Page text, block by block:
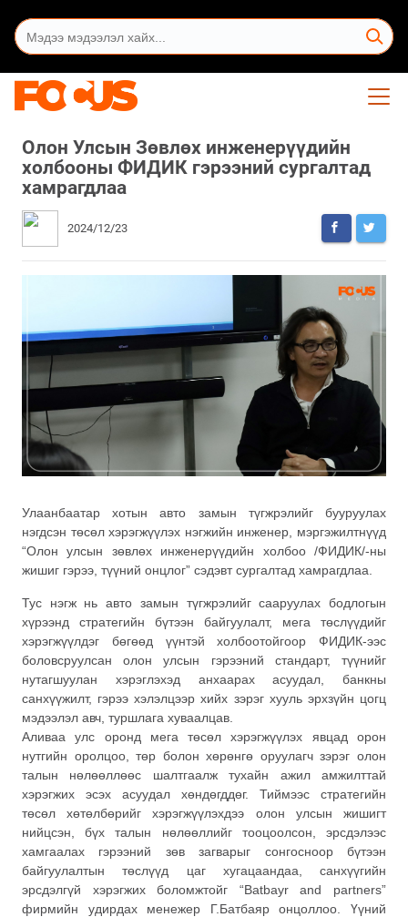
Олон Улсын Зөвлөх инженерүүдийн
холбооны ФИДИК гэрээний сургалтад
хамрагдлаа
2024/12/23
Улаанбаатар хотын авто замын түгжрэлийг бууруулах
нэгдсэн төсөл хэрэгжүүлэх нэгжийн инженер, мэргэжилтнүүд
“Олон улсын зөвлөх инженерүүдийн холбоо /ФИДИК/-ны
жишиг гэрээ, түүний онцлог” сэдэвт сургалтад хамрагдлаа.
Тус нэгж нь авто замын түгжрэлийг сааруулах бодлогын
хүрээнд стратегийн бүтээн байгуулалт, мега төслүүдийг
хэрэгжүүлдэг бөгөөд үүнтэй холбоотойгоор ФИДИК-ээс
боловсруулсан олон улсын гэрээний стандарт, түүнийг
нутагшуулан хэрэглэхэд анхаарах асуудал, банкны
санхүүжилт, гэрээ хэлэлцээр хийх зэрэг хууль эрхзүйн цогц
мэдээлэл авч, туршлага хуваалцав.
Аливаа улс оронд мега төсөл хэрэгжүүлэх явцад орон
нутгийн оролцоо, төр болон хөрөнгө оруулагч зэрэг олон
талын нөлөөллөөс шалтгаалж тухайн ажил амжилттай
хэрэгжих эсэх асуудал хөндөгддөг. Тиймээс стратегийн
төсөл хөтөлбөрийг хэрэгжүүлэхдээ олон улсын жишигт
нийцсэн, бүх талын нөлөөллийг тооцоолсон, эрсдэлээс
хамгаалах гэрээний зөв загварыг сонгосноор бүтээн
байгуулалтын төслүүд цаг хугацаандаа, санхүүгийн
эрсдэлгүй хэрэгжих боломжтойг “Batbayr and partners”
фирмийн удирдах менежер Г.Батбаяр онцоллоо. Үүний